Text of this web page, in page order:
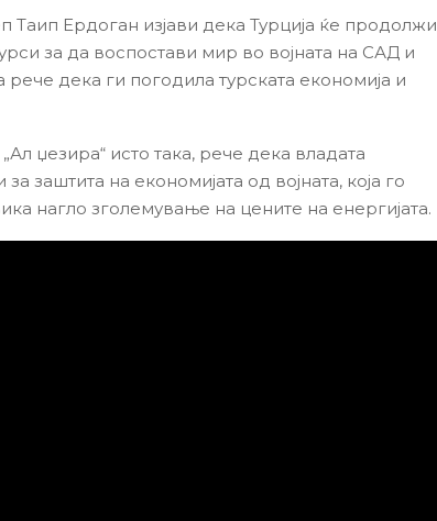
Таип Ердоган изјави дека Турција ќе продолжи
за да воспостави мир во војната на САД и
рече дека ги погодила турската економија и
џезира“ исто така, рече дека владата
заштита на економијата од војната, која го
нагло зголемување на цените на енергијата.